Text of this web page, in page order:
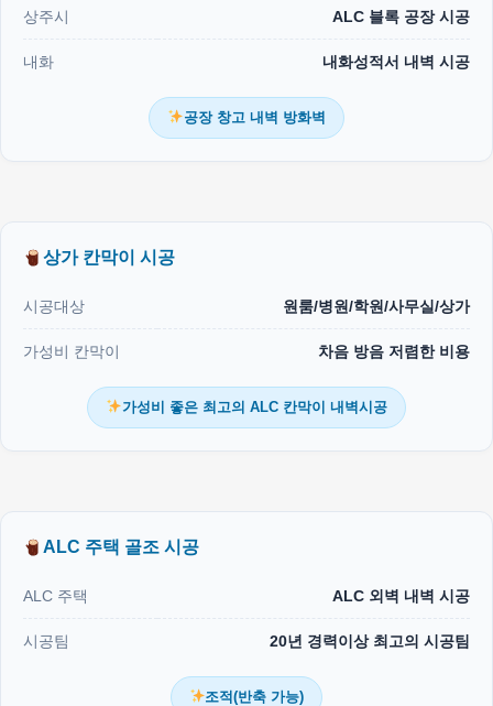
상주시 ALC 블록 공장 시공
내화 내화성적서 내벽 시공
공장 창고 내벽 방화벽
상가 칸막이 시공
시공대상 원룸/병원/학원/사무실/상가
가성비 칸막이 차음 방음 저렴한 비용
가성비 좋은 최고의 ALC 칸막이 내벽시공
ALC 주택 골조 시공
ALC 주택 ALC 외벽 내벽 시공
시공팀 20년 경력이상 최고의 시공팀
조적(반축 가능)